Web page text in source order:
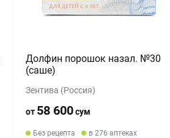
Долфин порошок назал. №30
(саше)
Зентива (Россия)
от 58 600сум
Без рецепта в 276 аптеках